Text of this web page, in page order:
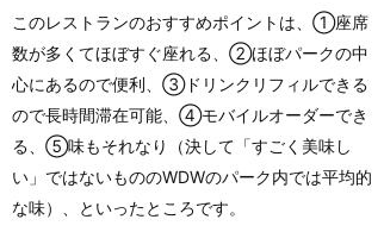
このレストランのおすすめポイントは、①座席
数が多くてほぼすぐ座れる、②ほぼパークの中
心にあるので便利、③ドリンクリフィルできる
ので長時間滞在可能、④モバイルオーダーでき
る、⑤味もそれなり（決して「すごく美味し
い」ではないもののWDWのパーク内では平均的
な味）、といったところです。